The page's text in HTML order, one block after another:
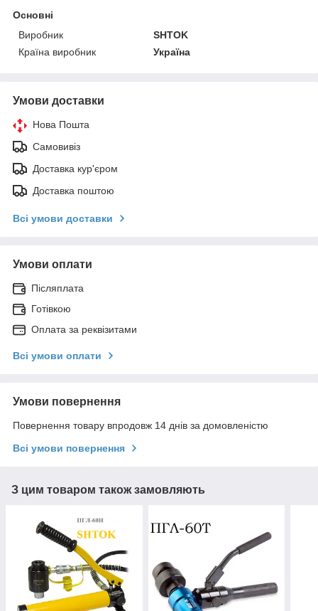
Основні
Виробник
SHTOK
Країна виробник
Україна
Умови доставки
Нова Пошта
Самовивіз
Доставка кур'єром
Доставка поштою
Всі умови доставки
Умови оплати
Післяплата
Готівкою
Оплата за реквізитами
Всі умови оплати
Умови повернення
Повернення товару впродовж 14 днів за домовленістю
Всі умови повернення
З цим товаром також замовляють